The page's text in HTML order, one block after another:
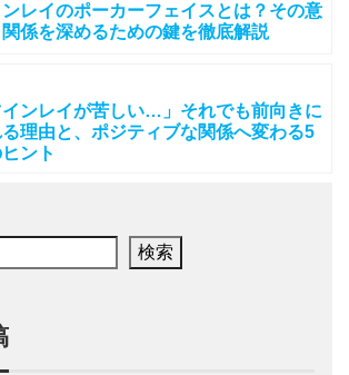
レイのポーカーフェイスとは？その意
関係を深めるための鍵を徹底解説
インレイが苦しい…」それでも前向きに
理由と、ポジティブな関係へ変わる5
ント
検索